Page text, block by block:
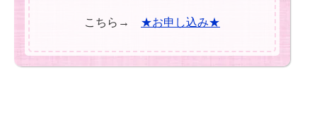
こちら→ ★お申し込み★